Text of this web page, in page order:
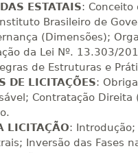
150dias
150dias
150dias
ESTATAIS: Conceito
Brasileiro de
(Dimensões);
da Lei Nº. 13.303/
de Estruturas e
DE LICITAÇÕES:
Contratação
LICITAÇÃO: Introdução;
Inversão das Fases